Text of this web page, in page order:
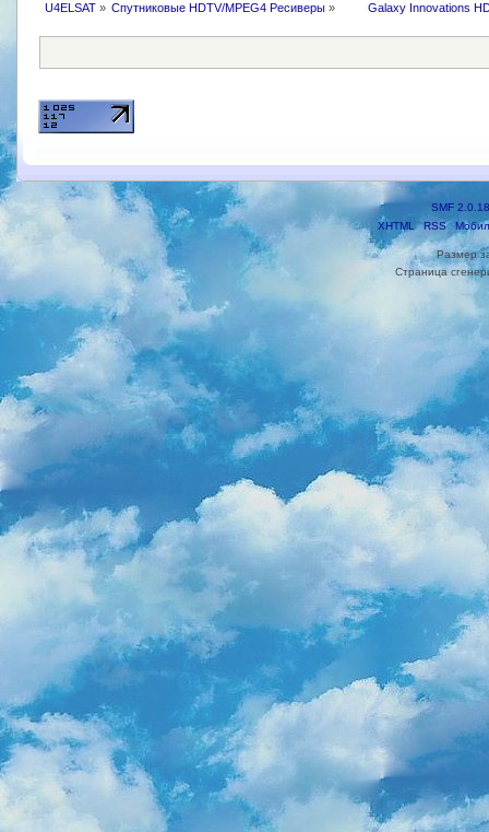
U4ELSAT» Спутниковые HDTV/MPEG4 Ресиверы » Galaxy Innovations
SMF 2.0.18
XHTML
RSS
Размер
Страница